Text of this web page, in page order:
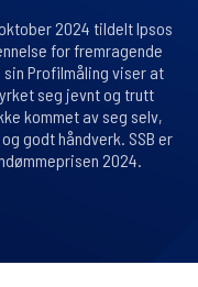
2024 tildelt Ipsos
for fremragende
Profilmåling viser at
seg jevnt og trutt
kommet av seg selv,
godt håndverk. SSB er
2024.